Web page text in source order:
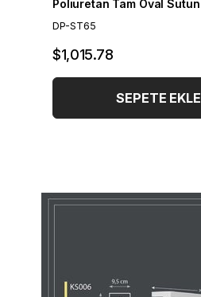
DP-ST65
$1,015.78
SEPETE EKLE